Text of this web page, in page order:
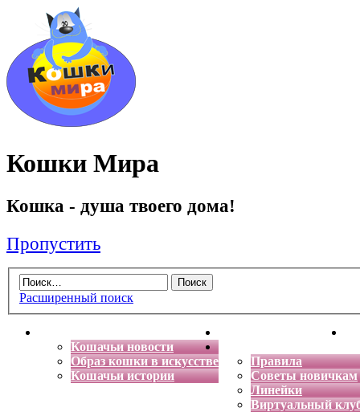
Кошки Мира
Кошка - душа твоего дома!
Пропустить
Расширенный поиск
Кошачьи новости
Образ кошки в искусстве
Кошачьи истории
Энциклопедия кошек
Правила
Советы новичкам
Линейки
Виртуальный